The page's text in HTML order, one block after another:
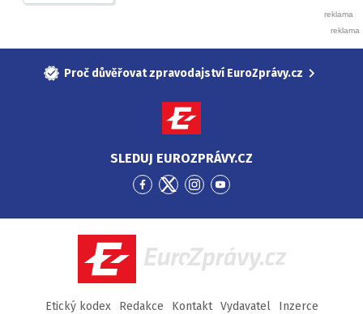
Proč důvěřovat zpravodajství EuroZprávy.cz
SLEDUJ EUROZPRÁVY.CZ
Přejít
Facebook
Přejít
Twitter
Přejít
Instagram
Přejít
YouTube
EuroZprávy.cz
Etický kodex Redakce Kontakt Vydavatel
Inzerce